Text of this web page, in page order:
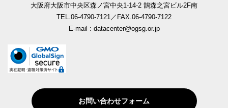
大阪府大阪市中央区森ノ宮中央1-14-2 鵲森之宮ビル2F南
TEL.06-4790-7121／FAX.06-4790-7122
E-mail : datacenter@ogsg.or.jp
お問い合わせフォーム